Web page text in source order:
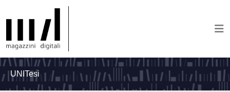
UNITesi